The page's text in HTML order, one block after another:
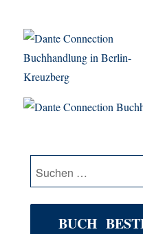
Dante
Suche
nach:
BUCH